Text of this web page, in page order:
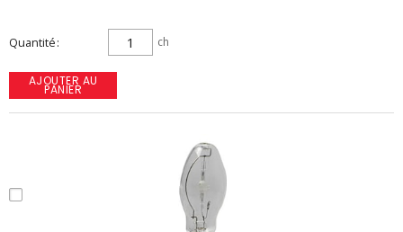
Quantité ch
AJOUTER AU
PANIER